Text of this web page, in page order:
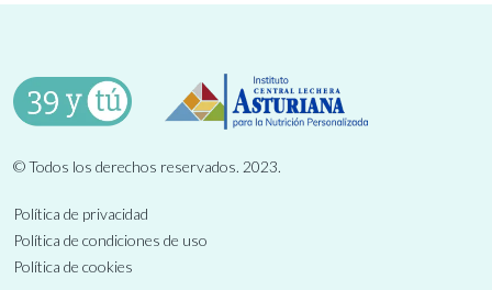
© Todos los derechos reservados. 2023.
Política de privacidad
Política de condiciones de uso
Política de cookies